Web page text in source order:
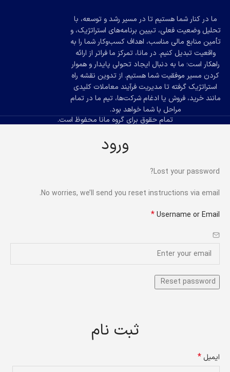
ما در کنار شما هستیم تا در مسیر رشد و توسعه، با
تحلیل وضعیت فعلی، تبیین برنامه‌های استراتژیک، و
تأمین منابع مالی مناسب، اهداف کسب‌وکار شما را به
واقعیت تبدیل کنیم. در مانا، تمرکز ما فراتر از ارائه
راهکار است؛ ما به دنبال ایجاد تحولی پایدار و هموار
کردن مسیر موفقیت شما هستیم. از تدوین نقشه راه
استراتژیک گرفته تا مدیریت فرآیند معاملات کلیدی
مانند خرید، فروش یا ادغام شرکت‌ها، تیم ما در تمام
مراحل با شما خواهد بود.
تمام حقوق برای گروه مانا محفوظ است.
ورود
Lost your password?
No worries, we’ll send you reset instructions via email.
Username or Email
*
ثبت نام
ایمیل *